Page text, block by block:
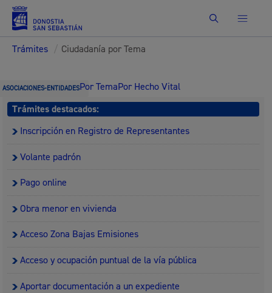
Buscar
Trámites / Ciudadanía por Tema
ASOCIACIONES-ENTIDADESPor TemaPor Hecho Vital
Trámites destacados:
Inscripción en Registro de Representantes
Volante padrón
Pago online
Obra menor en vivienda
Acceso Zona Bajas Emisiones
Acceso y ocupación puntual de la vía pública
Aportar documentación a un expediente